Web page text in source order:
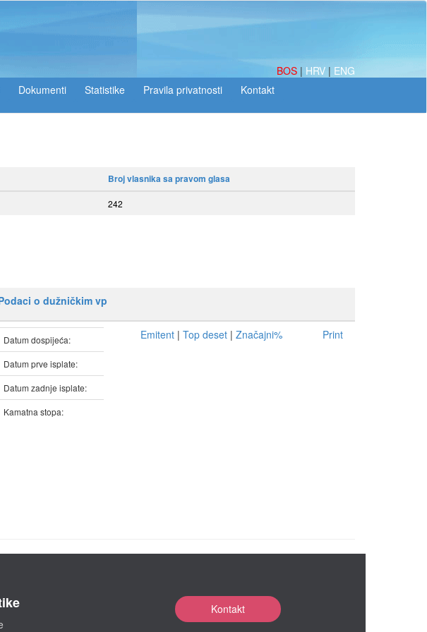
BOS | HRV | ENG
Dokumenti Statistike
Broj vlasnika sa pravom glasa
242
o dužničkim vp
Datum dospijeća:
Datum prve isplate:
Datum zadnje isplate:
Kamatna stopa:
Emitent | Top deset | Značajni% Print
Kontakt